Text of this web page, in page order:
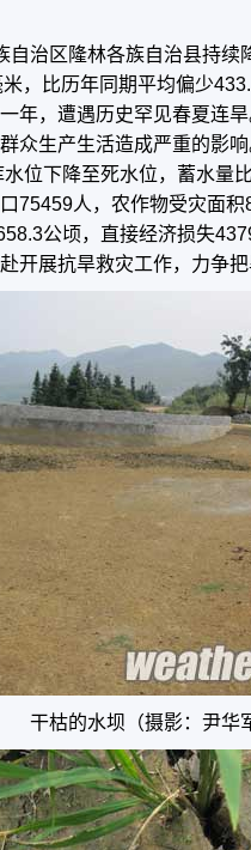
自治区隆林各族自治县持续
，比历年同期平均偏少
年，遭遇历史罕见春夏连
众生产生活造成严重的影
位下降至死水位，蓄水量
75459人，农作物受灾面
公顷，直接经济损失
开展抗旱救灾工作，力争把
干枯的水坝（摄影：尹华